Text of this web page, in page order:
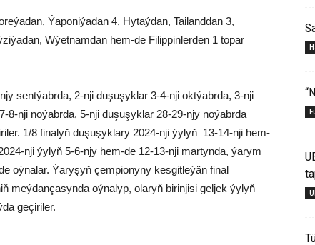
Ýaponiýadan 4, Hytaýdan, Tailanddan 3,
Wýetnamdan hem-de Filippinlerden 1 topar
sentýabrda, 2-nji duşuşyklar 3-4-nji oktýabrda, 3-nji
8-nji noýabrda, 5-nji duşuşyklar 28-29-njy noýabrda
1/8 finalyň duşuşyklary 2024-nji ýylyň 13-14-nji hem-
nji ýylyň 5-6-njy hem-de 12-13-nji martynda, ýarym
oýnalar. Ýaryşyň çempionyny kesgitleýän final
meýdançasynda oýnalyp, olaryň birinjisi geljek ýylyň
geçiriler.